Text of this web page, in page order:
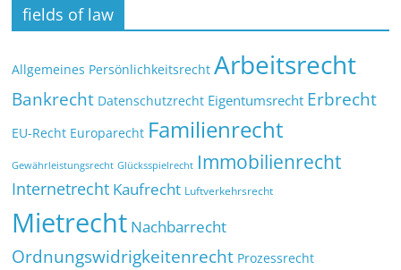
fields of law
Allgemeines Persönlichkeitsrecht Arbeitsrecht
Bankrecht Datenschutzrecht Eigentumsrecht Erbrecht
EU-Recht Europarecht Familienrecht
Gewährleistungsrecht Glücksspielrecht Immobilienrecht
Internetrecht Kaufrecht Luftverkehrsrecht
Mietrecht Nachbarrecht
Ordnungswidrigkeitenrecht Prozessrecht